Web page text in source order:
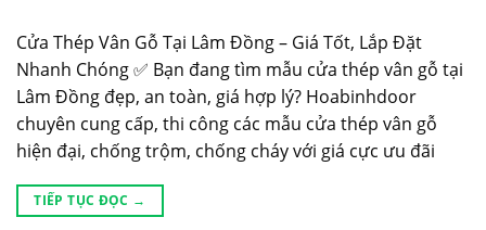
Cửa Thép Vân Gỗ Tại Lâm Đồng – Giá Tốt, Lắp Đặt
Nhanh Chóng ✅ Bạn đang tìm mẫu cửa thép vân gỗ tại
Lâm Đồng đẹp, an toàn, giá hợp lý? Hoabinhdoor
chuyên cung cấp, thi công các mẫu cửa thép vân gỗ
hiện đại, chống trộm, chống cháy với giá cực ưu đãi
TIẾP TỤC ĐỌC →